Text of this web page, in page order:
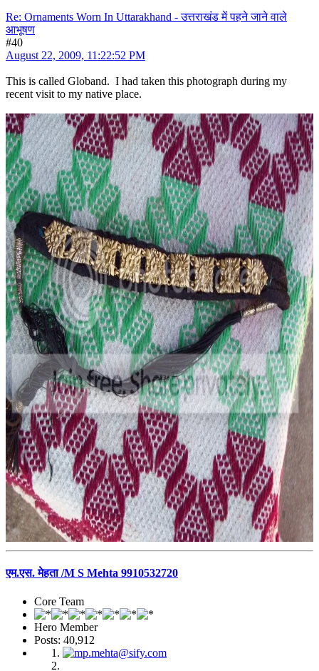
Re: Ornaments Worn In Uttarakhand - उत्तराखंड में पहने जाने वाले
आभूषण
#40
August 22, 2009, 11:22:52 PM
This is called Globand. I had taken this photograph during my
recent visit to my native place.
एम.एस. मेहता /M S Mehta 9910532720
Core Team
Hero Member
Posts: 40,912